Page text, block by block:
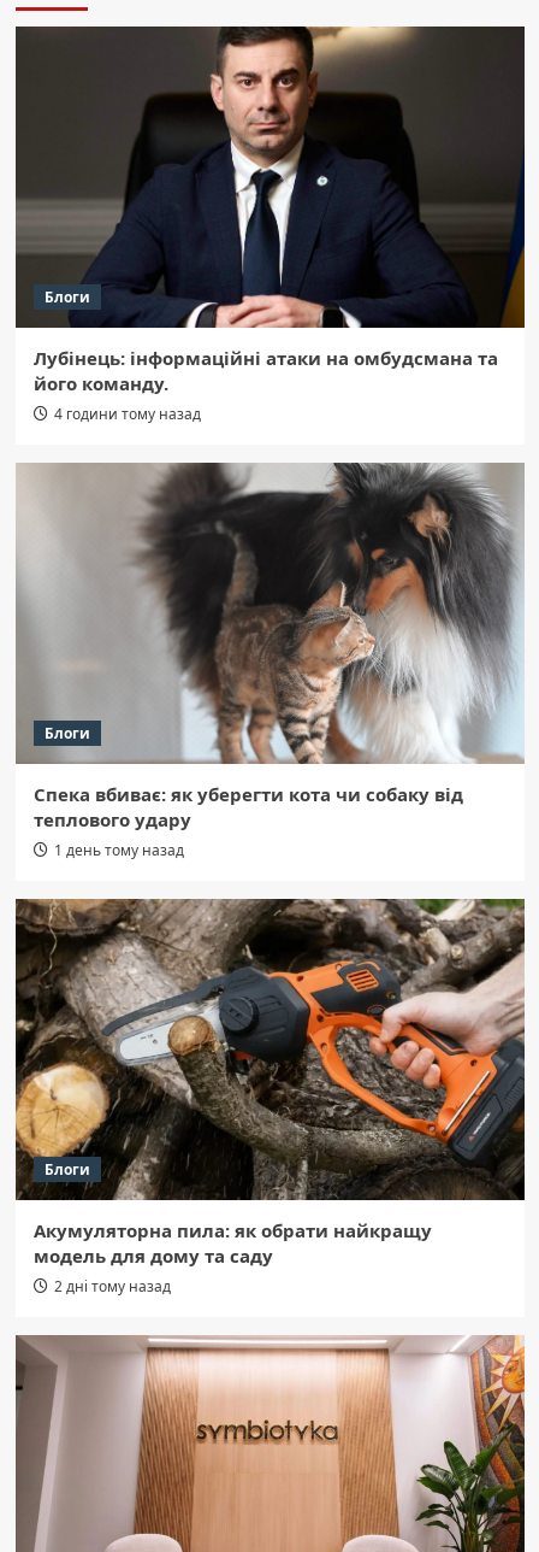
в’язниці.
Полтава: Псевдоадвокат обдурив матір
загиблого захисника на 1,75 млн грн
5
Оржицька громада: трагедія в будинку,
47-річний чоловік не вижив після
пожежі.
Область
Щербанівець отримав 5 років за
вбивство брата.
Область
Кременчуцьке полум’я: нічний
“Хаммер” у вогні, поліція шукає
відповіді.
Область
Кременчуцький директор “відмив” 8,6
млн грн податків, щоб уникнути
в’язниці.
Полтава: Псевдоадвокат обдурив матір
загиблого захисника на 1,75 млн грн
5
Оржицька громада: трагедія в будинку,
47-річний чоловік не вижив після
пожежі.
Блоги
Лубінець: інформаційні атаки на омбудсмана та
його команду.
4 години тому назад
Блоги
Спека вбиває: як уберегти кота чи собаку від
теплового удару
1 день тому назад
Блоги
Акумуляторна пила: як обрати найкращу
модель для дому та саду
2 дні тому назад